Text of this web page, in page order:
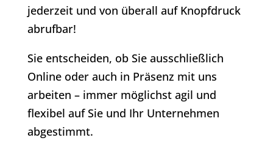
jederzeit und von überall auf Knopfdruck
abrufbar!
Sie entscheiden, ob Sie ausschließlich
Online oder auch in Präsenz mit uns
arbeiten – immer möglichst agil und
flexibel auf Sie und Ihr Unternehmen
abgestimmt.